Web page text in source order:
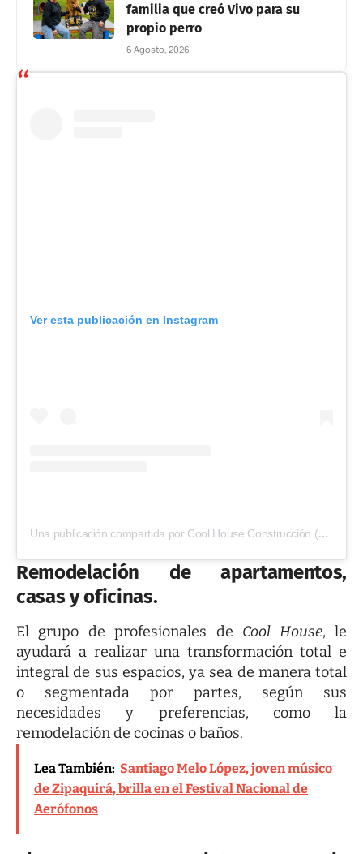
familia que creó Vivo para su
propio perro
6 Agosto, 2026
Ver esta publicación en Instagram
Una publicación compartida por Cool House Construcción (@coolhouseconstruccion)
Remodelación de
apartamentos,
casas y oficinas.
El grupo de profesionales de Cool House, le
ayudará a realizar una transformación total e
integral de sus espacios, ya sea de manera total
o segmentada por partes, según sus
necesidades y preferencias, como la
remodelación de cocinas o baños.
Lea También: Santiago Melo López, joven músico
de Zipaquirá, brilla en el Festival Nacional de
Aerófonos